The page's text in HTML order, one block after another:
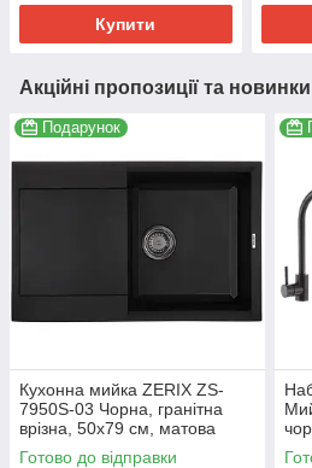
Купити
Акційні пропозиції та новинки
Подарунок
Кухонна мийка ZERIX ZS-
7950S-03 Чорна, гранітна
врізна, 50x79 см, матова
(ZX4580)
Готово до відправки